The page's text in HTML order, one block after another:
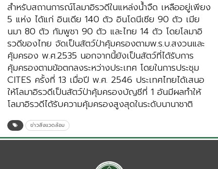
สำหรับสถานการณ์โลมาอิรวดีในแหล่งน้ำจืด เหลืออยู่เพียง
5 แห่ง ได้แก่ อินเดีย 140 ตัว อินโดนีเซีย 90 ตัว เมีย
นมา 80 ตัว กัมพูชา 90 ตัว และไทย 14 ตัว โดยโลมาอิ
รวดีของไทย จัดเป็นสัตว์ป่าคุ้มครองตามพ.ร.บ.สงวนและ
คุ้มครอง พ.ศ.2535 นอกจากนี้ยังเป็นสัตว์ที่ได้รับการ
คุ้มครองตามข้อตกลงระหว่างประเทศ โดยในการประชุม
CITES ครั้งที่ 13 เมื่อปี พ.ศ. 2546 ประเทศไทยได้เสนอ
ให้โลมาอิรวดีเป็นสัตว์ป่าคุ้มครองบัญชีที่ 1 อันมีผลทำให้
โลมาอิรวดีได้รับความคุ้มครองสูงสุดในระดับนานาชาติ
ข่าวสิ่งแวดล้อม